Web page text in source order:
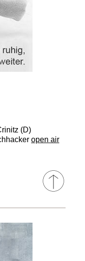
(D)
open air